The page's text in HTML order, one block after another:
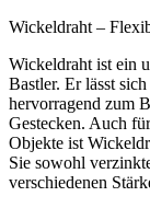
Wickeldraht –
Wickeldraht ist ein
Bastler. Er lässt
hervorragend zum
Gestecken. Auch
Objekte ist
Sie sowohl
verschiedenen